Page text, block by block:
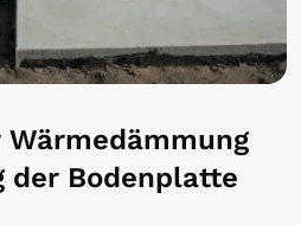
der Bodenplatte